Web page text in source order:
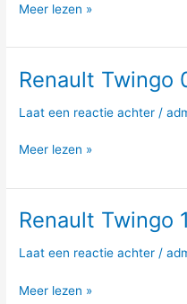
90hp
Meer lezen »
Renault Twingo
Laat een reactie achter /
Renault
0.9
GT
Meer lezen »
Renault Twingo
Laat een reactie achter /
Renault
1.0
71hp
Meer lezen »